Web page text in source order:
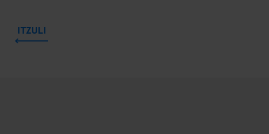
ITZULI